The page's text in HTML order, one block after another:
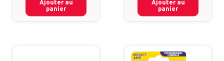
Ajouter au
panier
Ajouter au
panier